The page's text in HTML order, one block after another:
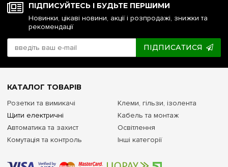
ПІДПИСУЙТЕСЬ І БУДЬТЕ ПЕРШИМИ
Новинки, цікаві новини, акції і розпродажі, знижки та
рекомендації
ПІДПИСАТИСЯ
КАТАЛОГ ТОВАРІВ
Розетки та вимикачі
Щити електричні
Автоматика та захист
Комутація та контроль
Клеми, гільзи, ізолента
Кабель та монтаж
Освітлення
Інші категорії